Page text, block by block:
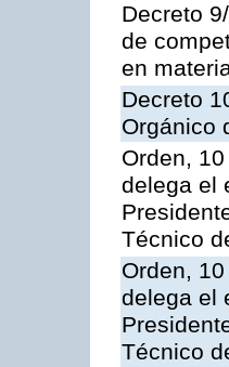
Decreto
de
en
Decreto
Orgánico
Orden,
delega el
Técnico
Orden,
delega el
Técnico